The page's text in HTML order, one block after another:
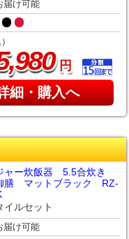
届け可能
,980円
細・購入へ
ャー炊飯器 5.5合炊き
膳 マットブラック RZ-
イルセット
届け可能